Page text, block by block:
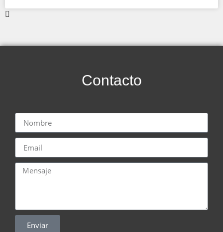
Contacto
Enviar